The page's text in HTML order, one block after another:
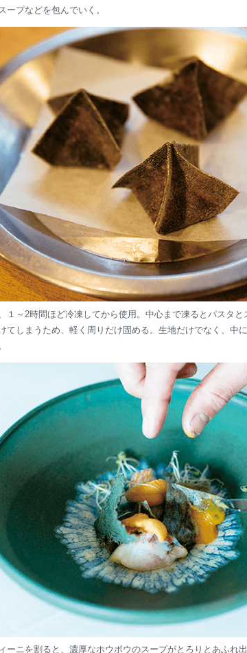
ープなどを包んでいく。
１～2時間ほど冷凍してから使用。中心まで凍るとパスタと
てしまうため、軽く周りだけ固める。生地だけでなく、中
ーニを割ると、濃厚なホウボウのスープがとろりとあふれ